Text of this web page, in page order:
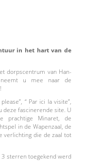
in het hart van de
dorpscentrum van Han-
neemt u mee naar de
“ Par ici la visite”,
deze fascinerende site. U
prachtige Minaret, de
in de Wapenzaal, de
verlichting die de zaal tot
sterren toegekend werd